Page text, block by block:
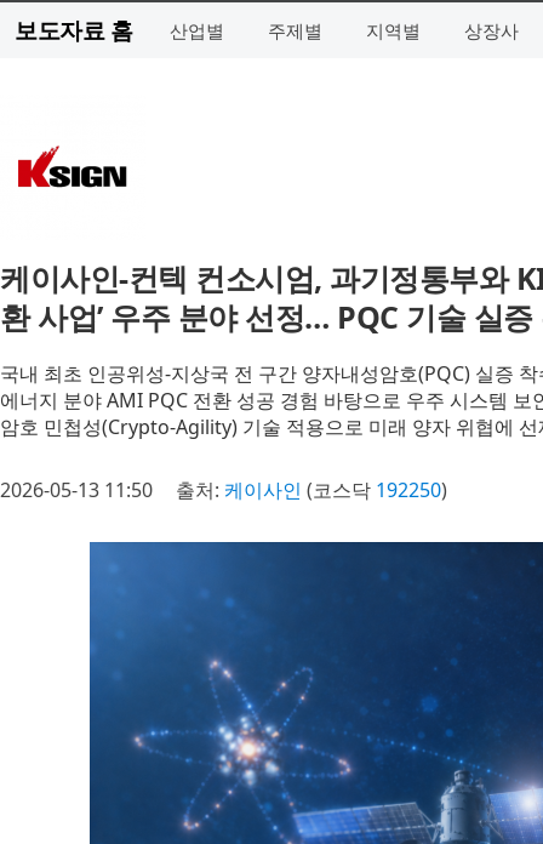
보도자료 홈 산업별 주제별 지역별 상장사
케이사인-컨텍 컨소시엄, 과기정통부와
환 사업’ 우주 분야 선정… PQC 기술 실
국내 최초 인공위성-지상국 전 구간 양자내성암호(PQC) 실증
에너지 분야 AMI PQC 전환 성공 경험 바탕으로 우주 시스템 보
암호 민첩성(Crypto-Agility) 기술 적용으로 미래 양자 위협에
2026-05-13 11:50 출처: 케이사인 (코스닥 192250)